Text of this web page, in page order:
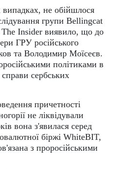
випадках, не обійшлося
групи Bellingcat
The Insider виявило, що до
ГРУ російського
та Володимир Моїсеєв.
політиками в
сербських
причетності
не ліквідували
вона з'явилася серед
біржі WhiteBIT,
з проросійськими